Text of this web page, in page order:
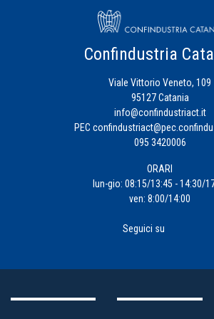
Confindustria
Viale Vittorio Veneto, 109
95127 Catania
info@confindustriact.it
PEC
095 3420006
ORARI
lun-gio: 08:15/13:45 - 14:30/
ven: 8:00/14:00
Seguici su